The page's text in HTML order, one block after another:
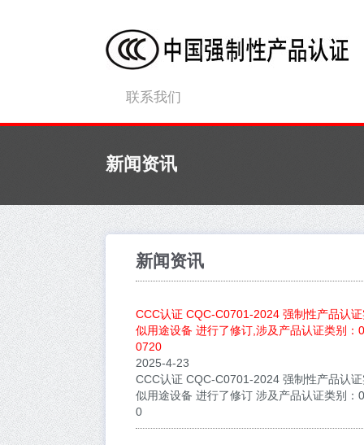
联系我们
新闻资讯
新闻资讯
CCC认证 CQC-C0701-2024 强制性产品认
似用途设备 进行了修订,涉及产品认证类别
0720
2025-4-23
CCC认证 CQC-C0701-2024 强制性产品认
似用途设备 进行了修订 涉及产品认证类别
0